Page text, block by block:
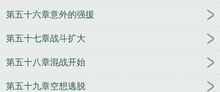
第五十六章意外的强援
第五十七章战斗扩大
第五十八章混战开始
第五十九章空想逃脱